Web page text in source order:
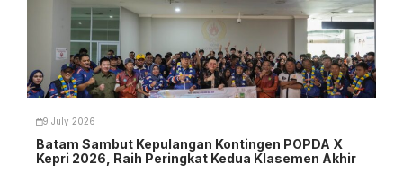
9 July 2026
Batam Sambut Kepulangan Kontingen POPDA X
Kepri 2026, Raih Peringkat Kedua Klasemen Akhir